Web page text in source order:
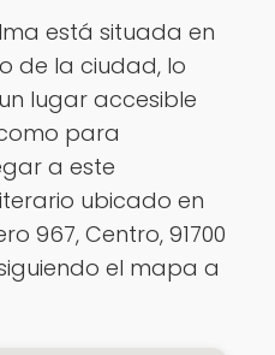
está situada en
de la ciudad, lo
lugar accesible
para
a este
ubicado en
967, Centro, 91700
el mapa a